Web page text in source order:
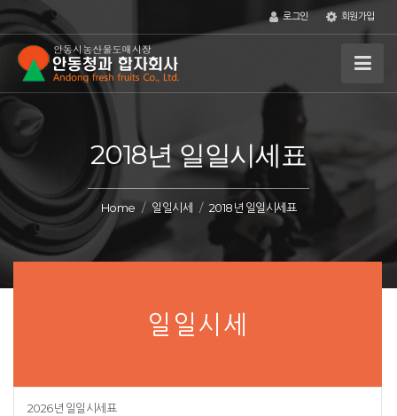
로그인 회원가입
2018년 일일시세표
Home 일일시세 2018년 일일시세표
일일시세
2026년 일일시세표